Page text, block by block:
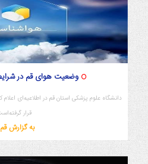
وضعیت هوای قم در
دانشگاه علوم پزشکی استان قم در اطلاعیه‌ای
قرار
به گزارش قم